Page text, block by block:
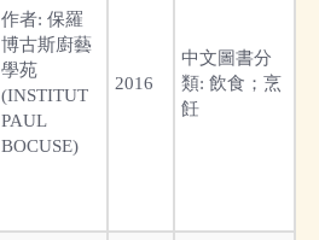
作者: 保羅
博古斯廚藝
學苑
(INSTITUT
PAUL
BOCUSE)
2016
中文圖書分
類: 飲食；烹
飪